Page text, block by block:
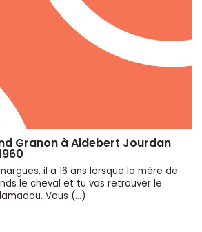
Granon à Aldebert Jourdan
il a 16 ans lorsque la mère de
le cheval et tu vas retrouver le
Vous (…)